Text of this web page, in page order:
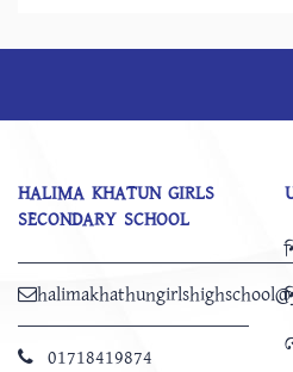
HALIMA KHATUN GIRLS
SECONDARY SCHOOL
01718419874